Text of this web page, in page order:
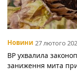
Новини 27 лютого
ВР ухвалила
заниження мита при